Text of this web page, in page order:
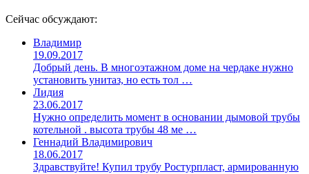
Сейчас обсуждают:
Владимир
19.09.2017
Добрый день. В многоэтажном доме на чердаке нужно
установить унитаз, но есть тол …
Лидия
23.06.2017
Нужно определить момент в основании дымовой трубы
котельной . высота трубы 48 ме …
Геннадий Владимирович
18.06.2017
Здравствуйте! Купил трубу Ростурпласт, армированную